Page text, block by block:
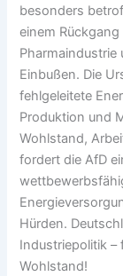
besonders
einem
Pharmaindustrie
Einbußen. Die
fehlgeleitete
Produktion und
Wohlstand,
fordert die AfD
Hürden.
Industriepolitik –
Wohlstand!